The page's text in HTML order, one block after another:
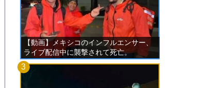
【動画】メキシコのインフルエンサー、
ライブ配信中に襲撃されて死亡。